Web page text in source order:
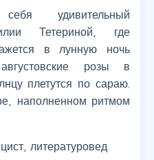
удивительный
Тетериной, где
в лунную ночь
розы в
плетутся по сараю.
наполненном ритмом
литературовед